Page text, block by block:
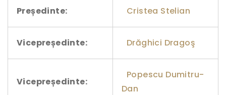
Președinte: Cristea Stelian
Vicepreședinte: Drăghici Dragoş
Vicepreședinte:
Popescu Dumitru-
Dan